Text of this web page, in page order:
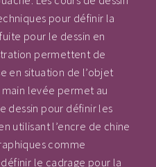
pour définir la
pour le dessin en
permettent de
en situation de l’objet
levée permet au
dessin pour définir les
utilisant l’encre de chine
comme
le cadrage pour la